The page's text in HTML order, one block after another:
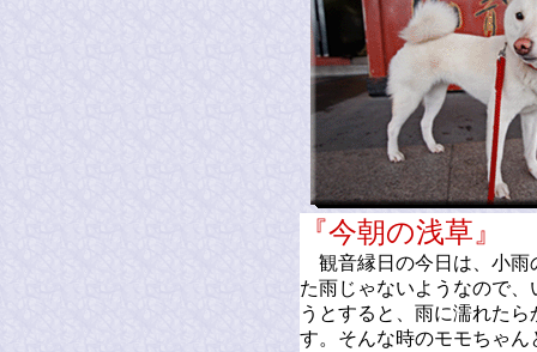
『今朝の浅
観音縁日の今日は、小雨
た雨じゃないようなので
うとすると、雨に濡れた
す。そんな時のモモちゃ